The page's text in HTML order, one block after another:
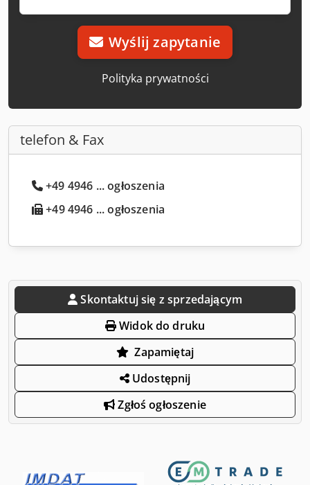
Wyślij zapytanie
Polityka prywatności
telefon & Fax
+49 4946 ... ogłoszenia
+49 4946 ... ogłoszenia
Skontaktuj się z sprzedającym
Widok do druku
Zapamiętaj
Udostępnij
Zgłoś ogłoszenie